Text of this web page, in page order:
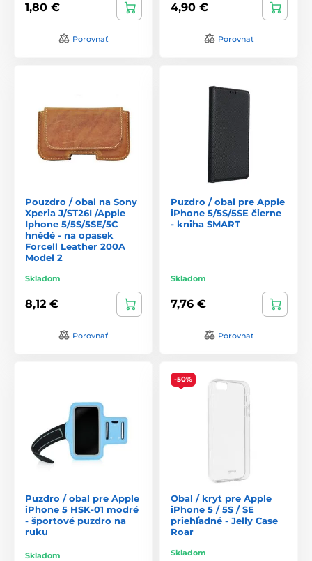
1,80 €
Porovnať
4,90 €
Porovnať
Pouzdro / obal na Sony
Xperia J/ST26I /Apple
Iphone 5/5S/5SE/5C
hnědé - na opasek
Forcell Leather 200A
Model 2
Skladom
8,12 €
Porovnať
Puzdro / obal pre Apple
iPhone 5/5S/5SE čierne
- kniha SMART
Skladom
7,76 €
Porovnať
Puzdro / obal pre Apple
iPhone 5 HSK-01 modré
- športové puzdro na
ruku
Skladom
-50%
Obal / kryt pre Apple
iPhone 5 / 5S / SE
priehľadné - Jelly Case
Roar
Skladom